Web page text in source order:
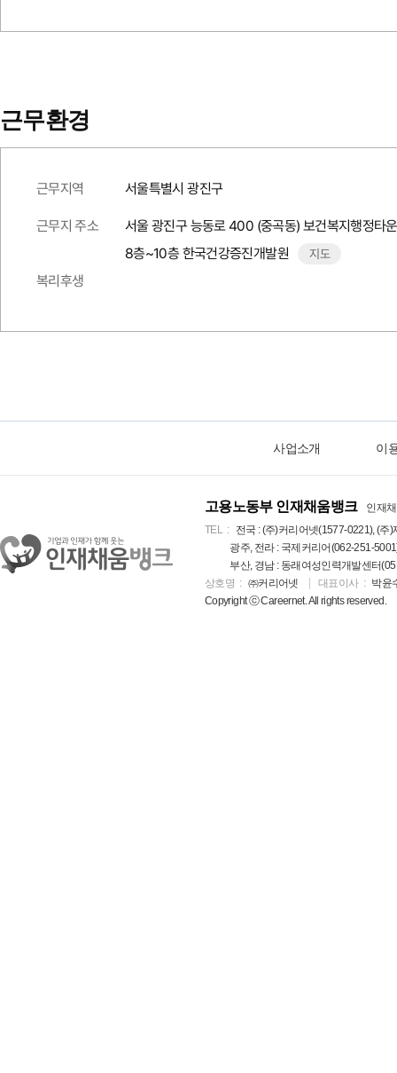
근무환경
근무지역 서울특별시 광진구
근무지 주소
서울 광진구 능동로 400 (중곡동) 보건복지행정타운
8층~10층 한국건강증진개발원
지도
복리후생
사업소개 이
고용노동부 인재채움뱅크
인재
TEL
전국 : (주)커리어넷(1577-0221), (
광주, 전라 : 국제커리어(062-251-
부산, 경남 : 동래여성인력개발센터
상호명
㈜커리어넷 대표이사
박윤
Copyright ⓒ Careernet. All rights reserved.